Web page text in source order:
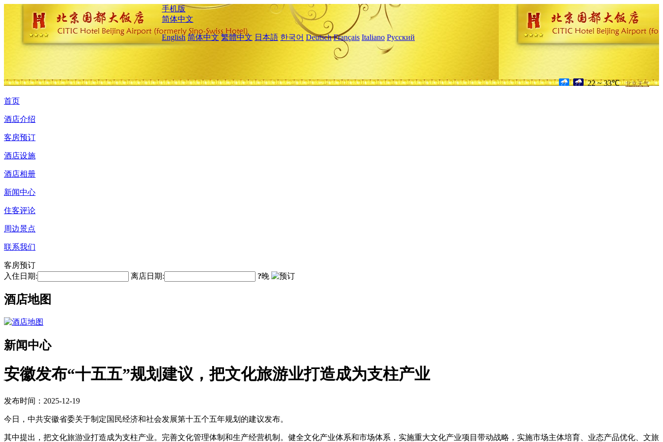
手机版
简体中文
English 简体中文 繁體中文 日本語 한국어 Deutsch Français Italiano Русский
22 ~ 33℃ 北京天气
首页
酒店介绍
客房预订
酒店设施
酒店相册
新闻中心
住客评论
周边景点
联系我们
客房预订
入住日期:
离店日期: ?晚
酒店地图
新闻中心
安徽发布“十五五”规划建议，把文化旅游业打造成为支柱产业
发布时间：2025-12-19
今日，中共安徽省委关于制定国民经济和社会发展第十五个五年规划的建议发布。
其中提出，把文化旅游业打造成为支柱产业。完善文化管理体制和生产经营机制。健全文化产业体系和市场体系，实施重大文化产业项目带动战略，实施市场主体培育、业态产品优化、文旅